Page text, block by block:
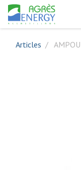
Articles